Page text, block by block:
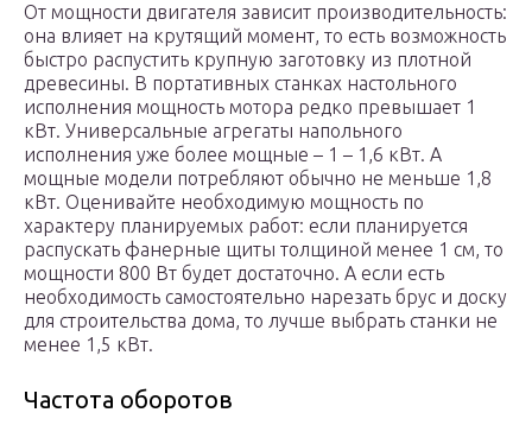
От мощности двигателя зависит производительность:
она влияет на крутящий момент, то есть возможность
быстро распустить крупную заготовку из плотной
древесины. В портативных станках настольного
исполнения мощность мотора редко превышает 1
кВт. Универсальные агрегаты напольного
исполнения уже более мощные – 1 – 1,6 кВт. А
мощные модели потребляют обычно не меньше 1,8
кВт. Оценивайте необходимую мощность по
характеру планируемых работ: если планируется
распускать фанерные щиты толщиной менее 1 см, то
мощности 800 Вт будет достаточно. А если есть
необходимость самостоятельно нарезать брус и доску
для строительства дома, то лучше выбрать станки не
менее 1,5 кВт.
Частота оборотов